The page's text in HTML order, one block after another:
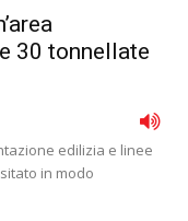
30 tonnellate
edilizia e linee
in modo